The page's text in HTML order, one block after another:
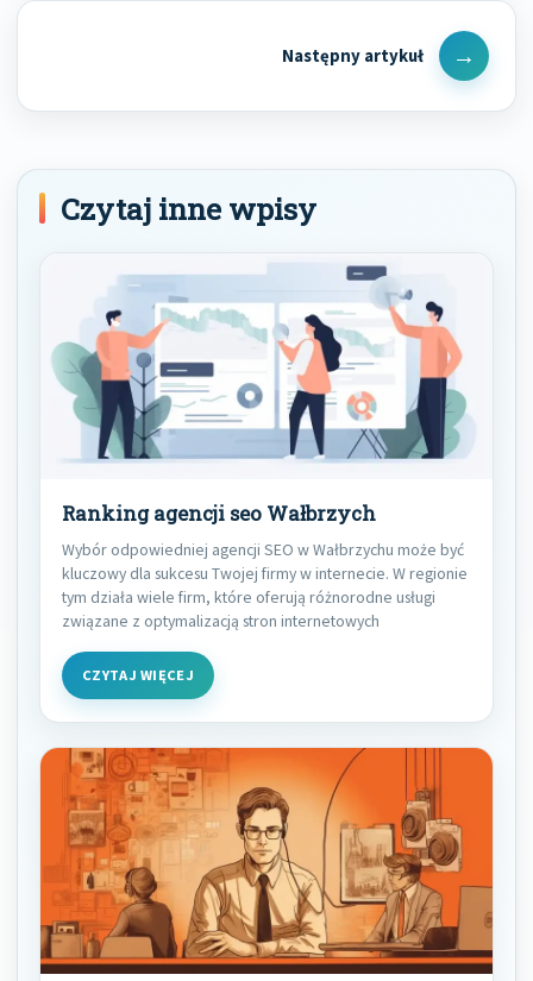
Next
Post
Czytaj inne wpisy
Ranking agencji seo Wałbrzych
Wybór odpowiedniej agencji SEO w Wałbrzychu może być
kluczowy dla sukcesu Twojej firmy w internecie. W regionie
tym działa wiele firm, które oferują różnorodne usługi
związane z optymalizacją stron internetowych
CZYTAJ WIĘCEJ